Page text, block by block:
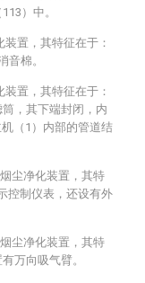
）中。
置，其特征在于：
音棉。
置，其特征在于：
，其下端封闭，内
（1）内部的管道结
尘净化装置，其特
控制仪表，还设有外
尘净化装置，其特
万向吸气臂。